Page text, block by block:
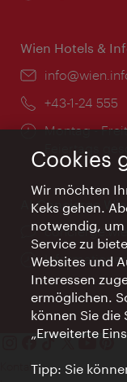
Wien Hotels &
Email:
Telefon:
+43-1-24 555
Montag -
Feiertags
AI Concierge
Ort:
Kontakt
Cookies
Wir möchten
Keks gehen.
notwendig,
Service zu
Websites und
Interessen
ermöglichen.
können Sie
„Erweiterte
Tipp: Sie